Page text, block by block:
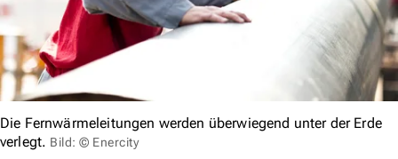
Die Fernwärmeleitungen werden überwiegend unter der Erde
verlegt. Bild: © Enercity